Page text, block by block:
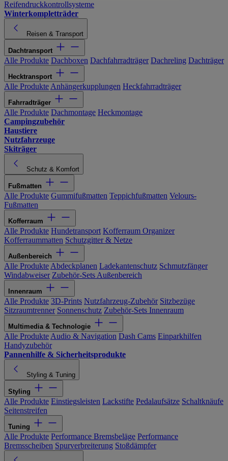
Reifendruckkontrollsysteme
Winterkompletträder
Reisen & Transport
Dachtransport
Alle Produkte Dachboxen Dachfahrradträger Dachreling Dachträger
Hecktransport
Alle Produkte Anhängerkupplungen Heckfahrradträger
Fahrradträger
Alle Produkte Dachmontage Heckmontage
Campingzubehör
Haustiere
Nutzfahrzeuge
Skiträger
Schutz & Komfort
Fußmatten
Alle Produkte Gummifußmatten Teppichfußmatten Velours-
Fußmatten
Kofferraum
Alle Produkte Hundetransport Kofferraum Organizer
Kofferraummatten Schutzgitter & Netze
Außenbereich
Alle Produkte Abdeckplanen Ladekantenschutz Schmutzfänger
Windabweiser Zubehör-Sets Außenbereich
Innenraum
Alle Produkte 3D-Prints Nutzfahrzeug-Zubehör Sitzbezüge
Sitzraumtrenner Sonnenschutz Zubehör-Sets Innenraum
Multimedia & Technologie
Alle Produkte Audio & Navigation Dash Cams Einparkhilfen
Handyzubehör
Pannenhilfe & Sicherheitsprodukte
Styling & Tuning
Styling
Alle Produkte Einstiegsleisten Lackstifte Pedalaufsätze Schaltknäufe
Seitenstreifen
Tuning
Alle Produkte Performance Bremsbeläge Performance
Bremsscheiben Spurverbreiterung Stoßdämpfer